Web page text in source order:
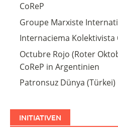
CoReP
Groupe Marxiste
Internaciema Kolektivista
Octubre Rojo (Roter
CoReP in Argentinien
Patronsuz Dünya (Türkei)
INITIATIVEN